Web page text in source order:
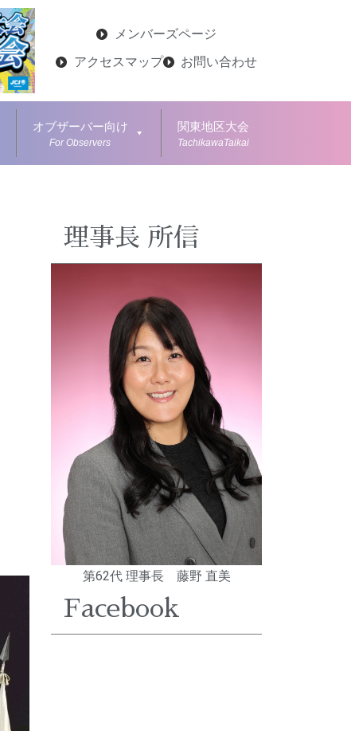
メンバーズページ
アクセスマップ
お問い合わせ
オブザーバー向け
For Observers
関東地区大会
TachikawaTaikai
理事長 所信
第62代 理事長 藤野 直美
Facebook